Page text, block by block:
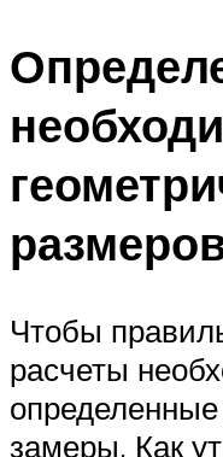
Чтобы
расчеты
замеры. Как